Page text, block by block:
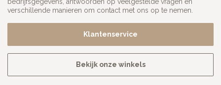
bedrijfsgegevens, antwoorden op veelgestelde vragen en
verschillende manieren om contact met ons op te nemen.
Klantenservice
Bekijk onze winkels